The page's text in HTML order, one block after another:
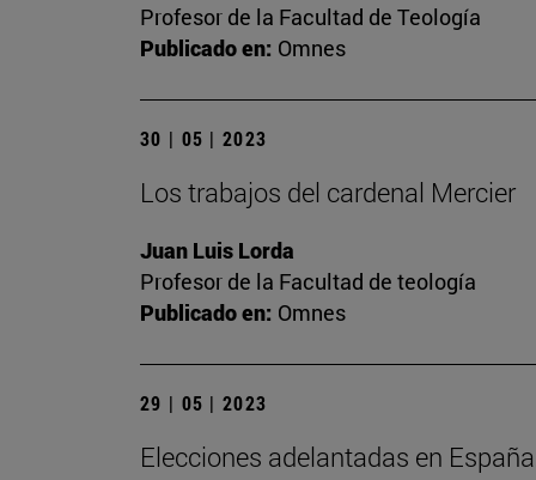
Profesor de la Facultad de Teología
Publicado en: Omnes
30 | 05 | 2023
Los trabajos del cardenal Mercier
Juan Luis Lorda
Profesor de la Facultad de teología
Publicado en: Omnes
29 | 05 | 2023
Elecciones adelantadas en